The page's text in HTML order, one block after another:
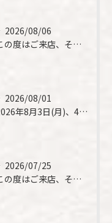
2026/08/06
この度はご来店、そして素敵なご紹介誠にありがとうございます✨...
2026/08/01
2026年8月3日(月)、4日(火)は、臨時休業させて頂きま...
2026/07/25
この度はご来店、そして素敵なご紹介誠にありがとうございます✨...